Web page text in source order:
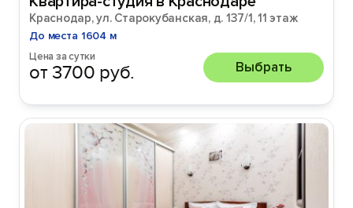
Краснодар, ул. Старокубанская, д. 137/1, 11 этаж
До места 1604 м
Цена за сутки
от 3700 руб. Выбрать